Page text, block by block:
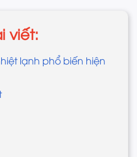
viết:
lạnh phổ biến hiện